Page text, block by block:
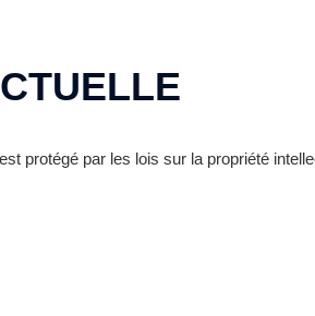
protégé par les lois sur la propriété